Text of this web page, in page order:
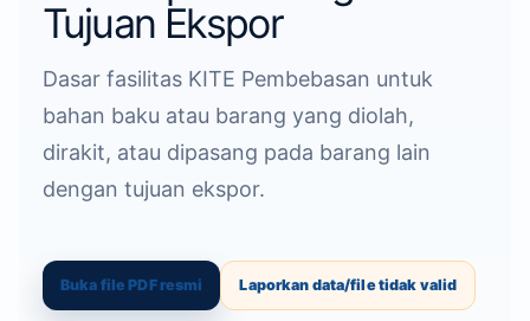
Tujuan Ekspor
Dasar fasilitas KITE Pembebasan untuk
bahan baku atau barang yang diolah,
dirakit, atau dipasang pada barang lain
dengan tujuan ekspor.
Buka file PDF resmi Laporkan data/file tidak valid